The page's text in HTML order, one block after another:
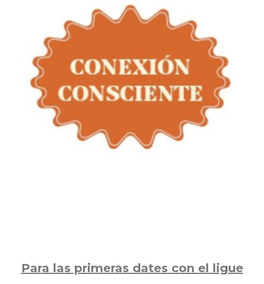
Para las primeras dates con el ligue